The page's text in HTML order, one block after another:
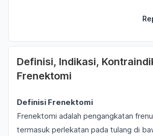
Definisi, Indikasi,
Frenektomi
Definisi Frenektomi
Frenektomi adalah pengangkatan
termasuk perlekatan pada tulang di